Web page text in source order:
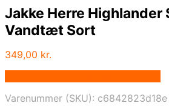
Jakke Herre Highlander
Vandtæt Sort
349,00 kr.
Varenummer (SKU): c6842823d18e